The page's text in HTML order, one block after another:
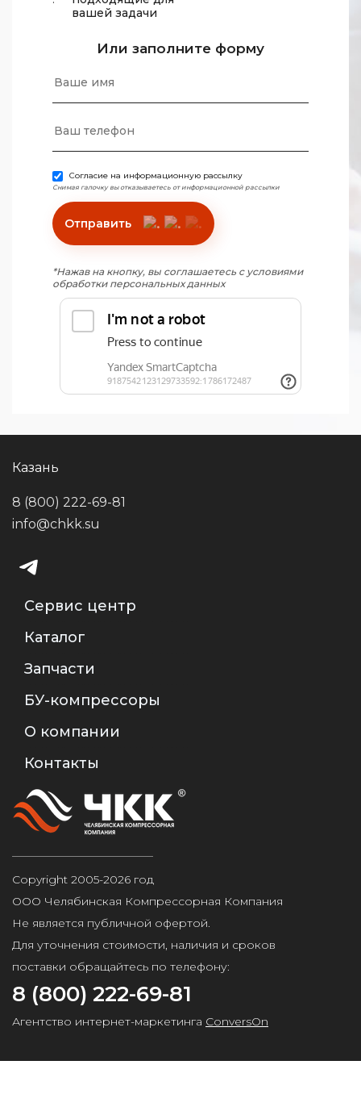
вашей задачи
Или заполните форму
Согласие на информационную рассылку
Снимая галочку вы отказываетесь от информационной рассылки
Отправить
*Нажав на кнопку, вы соглашаетесь с условиями
обработки персональных данных
Казань
8 (800) 222-69-81
info@chkk.su
Сервис центр
Каталог
Запчасти
БУ-компрессоры
О компании
Контакты
Copyright 2005-2026 год
ООО Челябинская Компрессорная Компания
Не является публичной офертой.
Для уточнения стоимости, наличия и сроков
поставки обращайтесь по телефону:
8 (800) 222-69-81
Агентство интернет-маркетинга ConversOn